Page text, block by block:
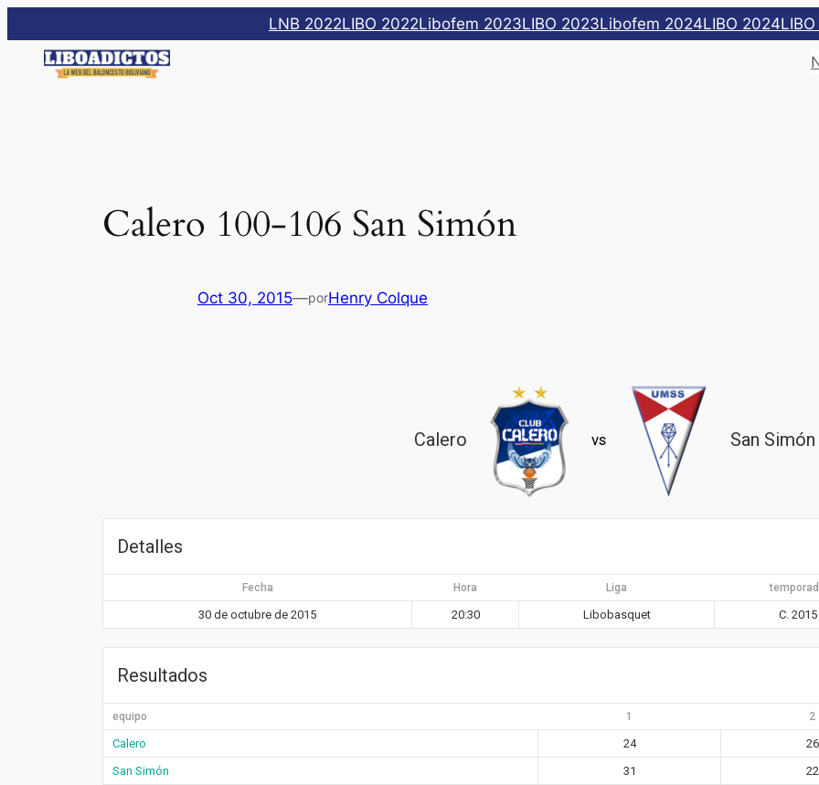
al
contenido
LNB 2022LIBO 2022Libofem 2023LIBO 2023Libofem 2024LIBO 2024
Calero 100-106 San Simón
Oct 30, 2015—porHenry Colque
Calero vs San Simón
Detalles
Fecha Hora Liga
30 de octubre de 2015 20:30 Libobasquet C. 2015
Resultados
equipo 1 2
Calero 24
26
San Simón
31 22